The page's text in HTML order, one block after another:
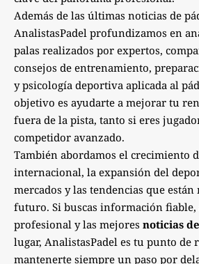
Además de las últimas noticias de
AnalistasPadel profundizamos en
palas realizados por expertos,
consejos de entrenamiento,
y psicología deportiva aplicada al
objetivo es ayudarte a mejorar tu
fuera de la pista, tanto si eres
competidor avanzado.
También abordamos el crecimiento
internacional, la expansión del
mercados y las tendencias que están
futuro. Si buscas información fiable,
profesional y las mejores noticias
lugar, AnalistasPadel es tu punto de
mantenerte siempre un paso por